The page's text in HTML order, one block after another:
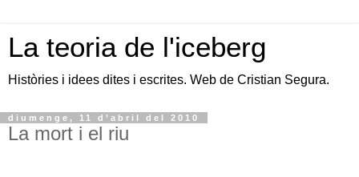
La teoria de l'iceberg
Històries i idees dites i escrites. Web de Cristian Segura.
diumenge, 11 d’abril del 2010
La mort i el riu